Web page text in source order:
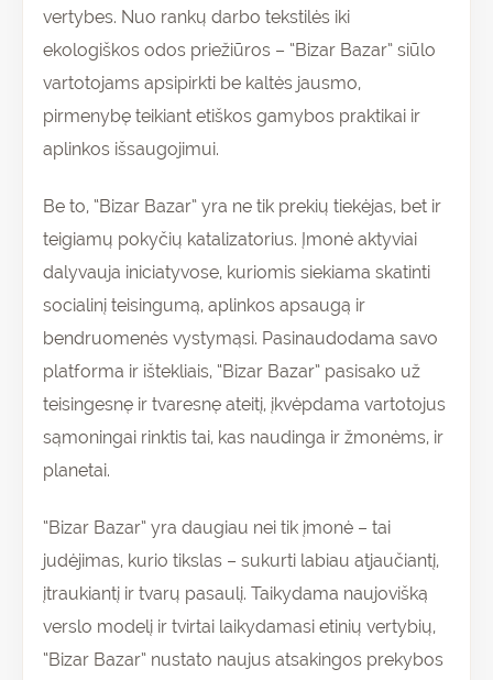
vertybes. Nuo rankų darbo tekstilės iki
ekologiškos odos priežiūros – “Bizar Bazar” siūlo
vartotojams apsipirkti be kaltės jausmo,
pirmenybę teikiant etiškos gamybos praktikai ir
aplinkos išsaugojimui.
Be to, “Bizar Bazar” yra ne tik prekių tiekėjas, bet ir
teigiamų pokyčių katalizatorius. Įmonė aktyviai
dalyvauja iniciatyvose, kuriomis siekiama skatinti
socialinį teisingumą, aplinkos apsaugą ir
bendruomenės vystymąsi. Pasinaudodama savo
platforma ir ištekliais, “Bizar Bazar” pasisako už
teisingesnę ir tvaresnę ateitį, įkvėpdama vartotojus
sąmoningai rinktis tai, kas naudinga ir žmonėms, ir
planetai.
“Bizar Bazar” yra daugiau nei tik įmonė – tai
judėjimas, kurio tikslas – sukurti labiau atjaučiantį,
įtraukiantį ir tvarų pasaulį. Taikydama naujovišką
verslo modelį ir tvirtai laikydamasi etinių vertybių,
“Bizar Bazar” nustato naujus atsakingos prekybos